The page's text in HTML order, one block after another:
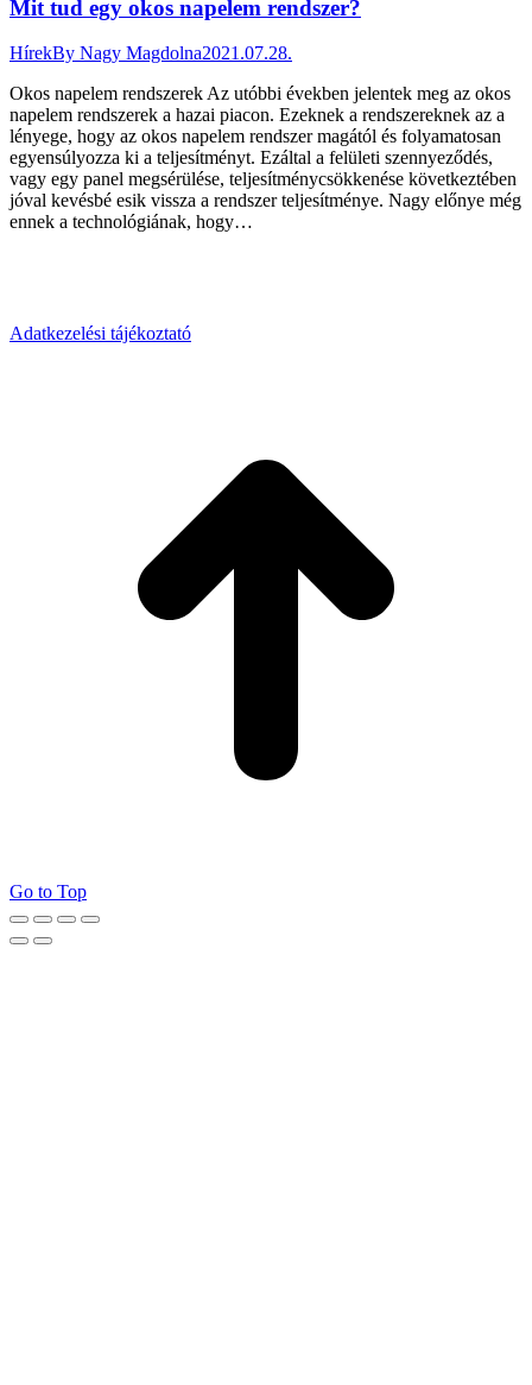
Mit tud egy okos napelem rendszer?
HírekBy Nagy Magdolna2021.07.28.
Okos napelem rendszerek Az utóbbi években jelentek meg az okos
napelem rendszerek a hazai piacon. Ezeknek a rendszereknek az a
lényege, hogy az okos napelem rendszer magától és folyamatosan
egyensúlyozza ki a teljesítményt. Ezáltal a felületi szennyeződés,
vagy egy panel megsérülése, teljesítménycsökkenése következtében
jóval kevésbé esik vissza a rendszer teljesítménye. Nagy előnye még
ennek a technológiának, hogy…
Adatkezelési tájékoztató
Go to Top